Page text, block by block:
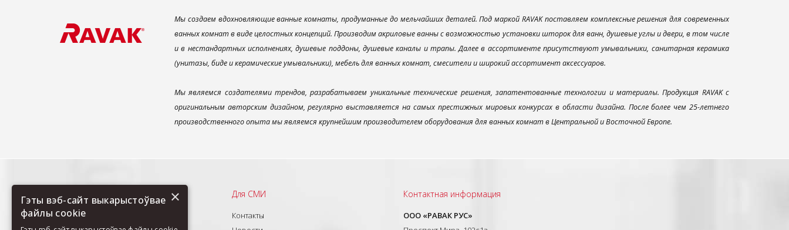
Мы создаем вдохновляющие ванные комнаты, продуманные до мельчайших деталей. Под маркой RAVAK поставляем комплексные решения для современных
ванных комнат в виде целостных концепций. Производим акриловые ванны с возможностью установки шторок для ванн, душевые углы и двери, в том числе
и в нестандартных исполнениях, душевые поддоны, душевые каналы и трапы. Далее в ассортименте присутствуют умывальники, санитарная керамика
(унитазы, биде и керамические умывальники), мебель для ванных комнат, смесители и широкий ассортимент аксессуаров.
Мы являемся создателями трендов, разрабатываем уникальные технические решения, запатентованные технологии и материалы. Продукция RAVAK с
оригинальным авторским дизайном, регулярно выставляется на самых престижных мировых конкурсах в области дизайна. После более чем 25-летнего
производственного опыта мы являемся крупнейшим производителем оборудования для ванных комнат в Центральной и Восточной Европе.
Рекомендуем
О нас
Для СМИ
Контакты
Контактная информация
ООО «РАВАК РУС»
×
Гэты вэб-сайт выкарыстоўвае
файлы cookie